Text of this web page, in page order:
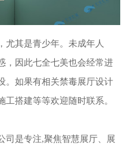
尤其是青少年。未成年人
，因此七全七美也会经常进
。如果有相关禁毒展厅设计
搭建等等欢迎随时联系。
司是专注,聚焦智慧展厅、展